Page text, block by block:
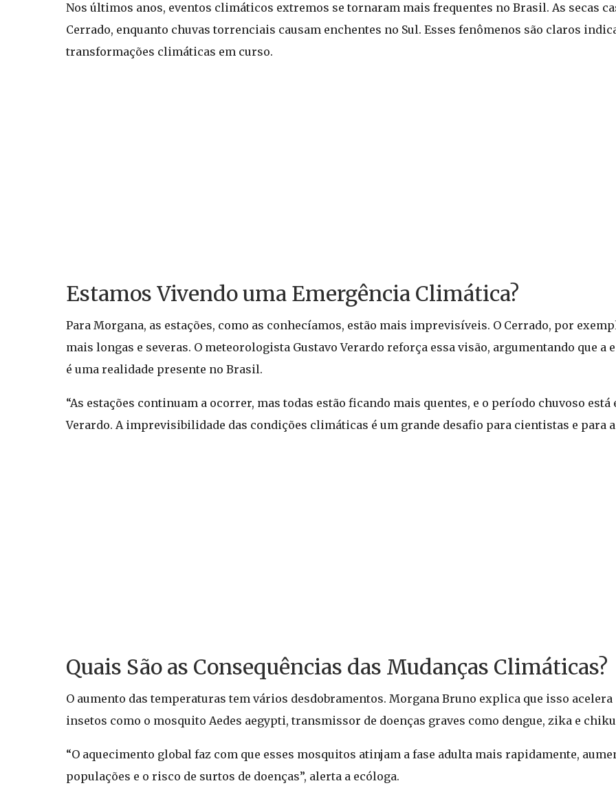
Nos últimos anos, eventos climáticos extremos se tornaram mais frequentes no Brasil. As secas
Cerrado, enquanto chuvas torrenciais causam enchentes no Sul. Esses fenômenos são claros
transformações climáticas em curso.
Estamos Vivendo uma Emergência Climática?
Para Morgana, as estações, como as conhecíamos, estão mais imprevisíveis. O Cerrado, por
mais longas e severas. O meteorologista Gustavo Verardo reforça essa visão, argumentando que a
é uma realidade presente no Brasil.
“As estações continuam a ocorrer, mas todas estão ficando mais quentes, e o período chuvoso está
Verardo. A imprevisibilidade das condições climáticas é um grande desafio para cientistas e para
Quais São as Consequências das Mudanças Climáticas?
O aumento das temperaturas tem vários desdobramentos. Morgana Bruno explica que isso acelera
insetos como o mosquito Aedes aegypti, transmissor de doenças graves como dengue, zika e
“O aquecimento global faz com que esses mosquitos atinjam a fase adulta mais rapidamente,
populações e o risco de surtos de doenças”, alerta a ecóloga.